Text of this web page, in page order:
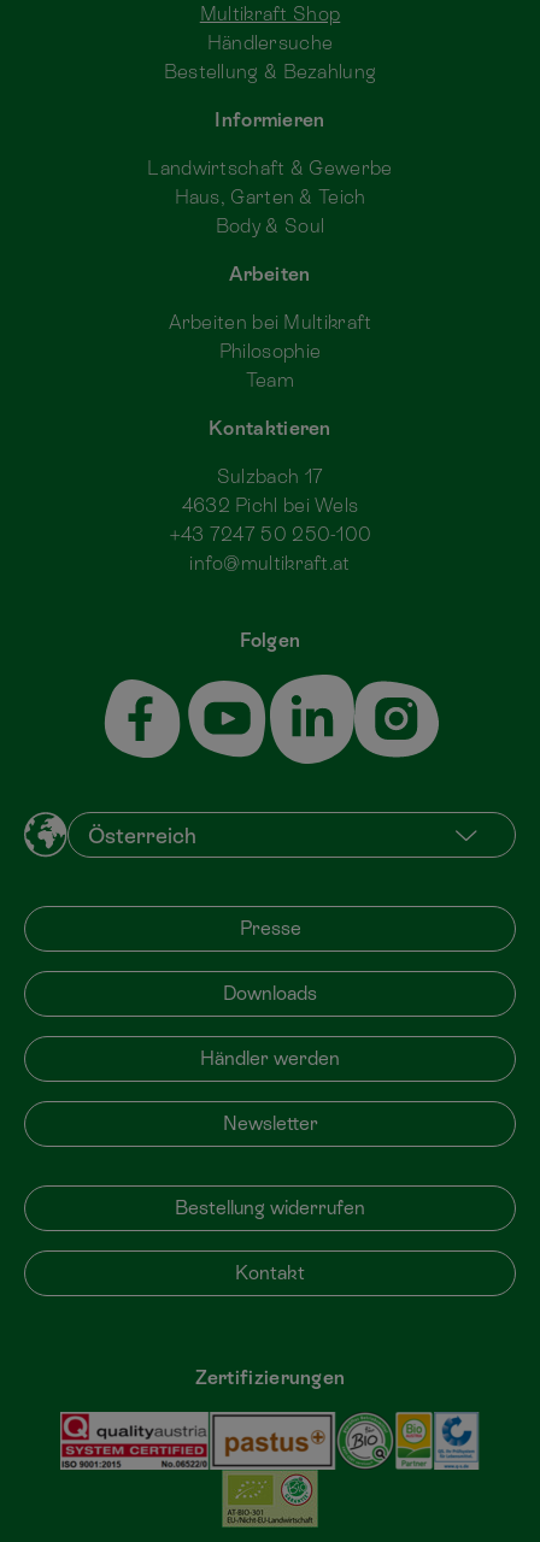
Folgen
Multikraft Shop
Händlersuche
Bestellung & Bezahlung
Informieren
Landwirtschaft & Gewerbe
Haus, Garten & Teich
Body & Soul
Arbeiten
Arbeiten bei Multikraft
Philosophie
Team
Kontaktieren
Sulzbach 17
4632 Pichl bei Wels
+43 7247 50 250-100
info@multikraft.at
Presse
Downloads
Händler werden
Newsletter
Bestellung widerrufen
Kontakt
Zertifizierungen